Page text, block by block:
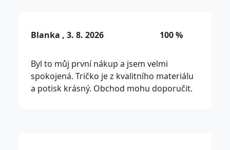
Blanka , 3. 8. 2026 100 %
Byl to můj první nákup a jsem velmi
spokojená. Tričko je z kvalitního materiálu
a potisk krásný. Obchod mohu doporučit.